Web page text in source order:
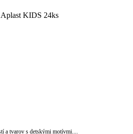
tvarov s detskými motívmi....